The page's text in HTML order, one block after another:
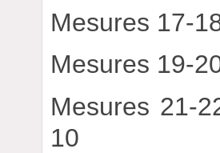
Mesures 17-
Mesures 19-
Mesures 21-
10